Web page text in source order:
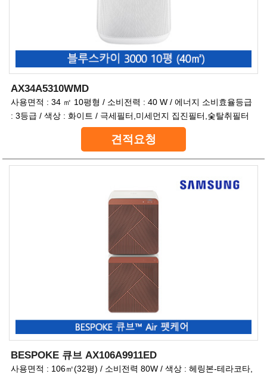
AX34A5310WMD
사용면적 : 34 ㎡ 10평형 / 소비전력 : 40 W / 에너지 소비효율등급
: 3등급 / 색상 : 화이트 / 극세필터,미세먼지 집진필터,숯탈취필터
견적요청
BESPOKE 큐브 AX106A9911ED
사용면적 : 106㎡(32평) / 소비전력 80W / 색상 : 헤링본-테라코타,